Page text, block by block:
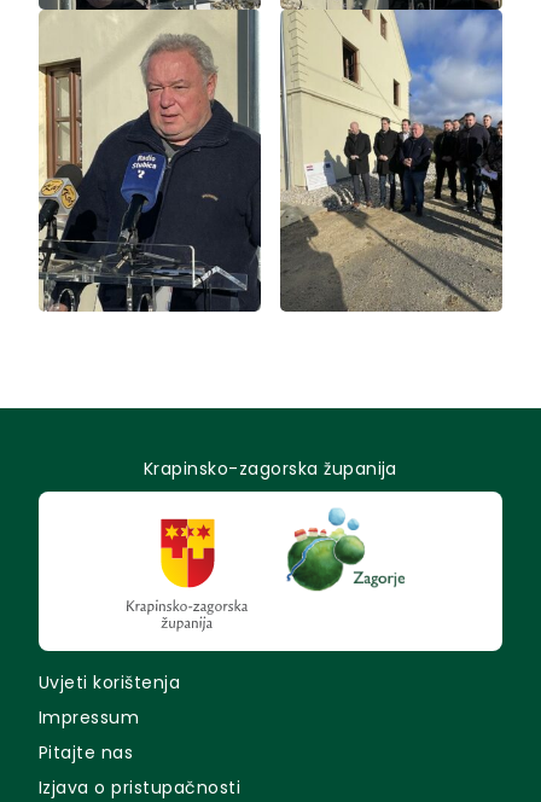
Krapinsko-zagorska županija
Uvjeti korištenja
Impressum
Pitajte nas
Izjava o pristupačnosti